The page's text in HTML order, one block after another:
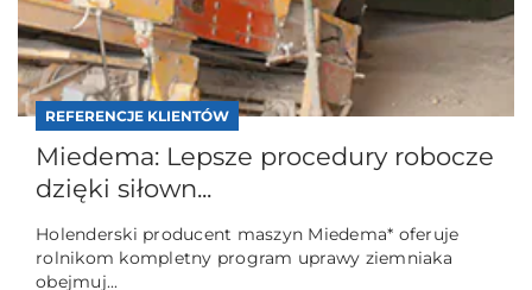
REFERENCJE KLIENTÓW
Miedema: Lepsze procedury robocze
dzięki siłown...
Holenderski producent maszyn Miedema* oferuje
rolnikom kompletny program uprawy ziemniaka
obejmuj...